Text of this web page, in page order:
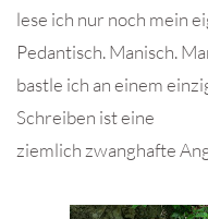
lese ich nur noch mein
Pedantisch. Manisch.
bastle ich an einem
Schreiben ist eine
ziemlich zwanghafte